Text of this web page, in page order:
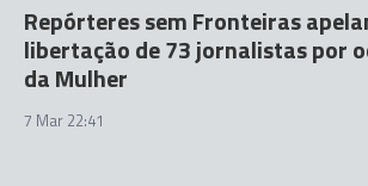
Repórteres sem Fronteiras
libertação de 73 jornalistas por
da Mulher
7 Mar 22:41